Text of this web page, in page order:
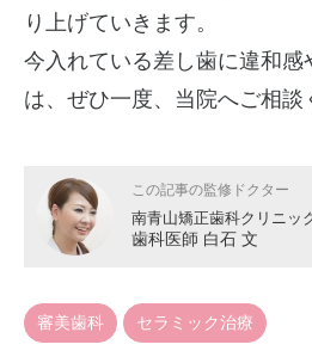
り上げていきます。
今入れている差し歯に違和感
は、ぜひ一度、当院へご相談
この記事の監修ドクター
南青山矯正歯科クリニッ
歯科医師 白石 文
審美歯科 セラミック治療